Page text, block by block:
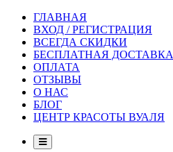
ГЛАВНАЯ
ВХОД / РЕГИСТРАЦИЯ
ВСЕГДА СКИДКИ
БЕСПЛАТНАЯ ДОСТАВКА
ОПЛАТА
ОТЗЫВЫ
О НАС
БЛОГ
ЦЕНТР КРАСОТЫ ВУАЛЯ